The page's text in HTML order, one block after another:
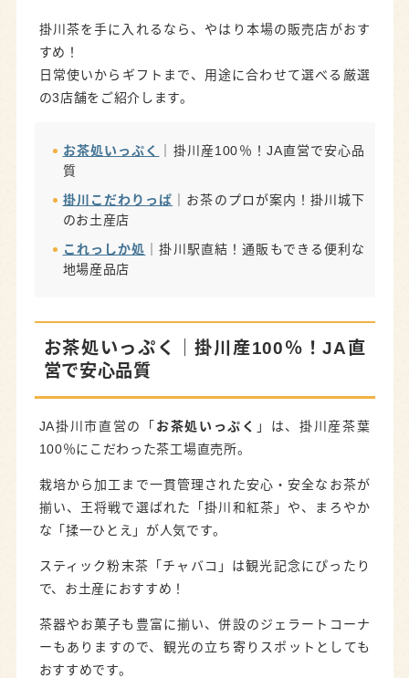
キウイフルーツカントリーJapan ｜本格お茶摘み
体験
日本茶きみくら
茶の庭 ｜お茶淹れ体験もできる！茶園の中のカフ
掛川茶スポットまとめマップ｜アクセス情報
掛川で本場のお茶体験を楽しもう
掛川茶を手に入れるなら、やはり本場の販売店がおす
すめ！
日常使いからギフトまで、用途に合わせて選べる厳選
の3店舗をご紹介します。
お茶処いっぷく
｜掛川産100％！JA直営で安心品
質
掛川こだわりっぱ ｜お茶のプロが案内！掛川城下
のお土産店
これっしか処 ｜掛川駅直結！通販もできる便利な
地場産品店
お茶処いっぷく
｜掛川産100％！JA直
営で安心品質
JA掛川市直営の「 お茶処いっぷく 」は、掛川産茶葉
100％にこだわった茶工場直売所。
栽培から加工まで一貫管理された安心・安全なお茶が
揃い、王将戦で選ばれた「掛川和紅茶」や、まろやか
な「揉一ひとえ」が人気です。
スティック粉末茶「チャバコ」は観光記念にぴったり
で、お土産におすすめ！
茶器やお菓子も豊富に揃い、併設のジェラートコーナ
ーもありますので、観光の立ち寄りスポットとしても
おすすめです。